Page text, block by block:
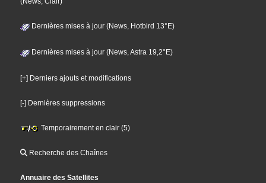
Dernières mises à jour (News, Hotbird 13°E)
Dernières mises à jour (News, Astra 19,2°E)
[+] Derniers ajouts et modifications
[-] Dernières suppressions
Temporairement en clair (5)
Recherche des Chaînes
Annuaire des Satellites